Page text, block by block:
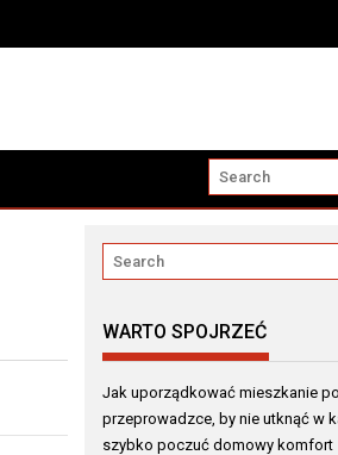
WARTO SPOJRZEĆ
Jak uporządkować mieszkanie po
przeprowadzce, by nie utknąć w
szybko poczuć domowy komfort